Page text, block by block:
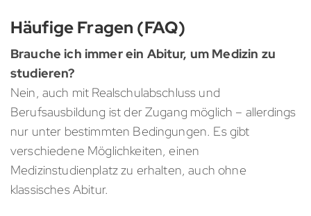
Häufige Fragen (FAQ)
Brauche ich immer ein Abitur, um Medizin zu
studieren?
Nein, auch mit Realschulabschluss und
Berufsausbildung ist der Zugang möglich – allerdings
nur unter bestimmten Bedingungen. Es gibt
verschiedene Möglichkeiten, einen
Medizinstudienplatz zu erhalten, auch ohne
klassisches Abitur.